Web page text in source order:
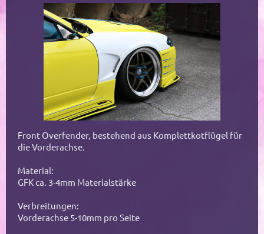
Front Overfender, bestehend aus Komplettkotflügel für
die Vorderachse.
Material:
GFK ca. 3-4mm Materialstärke
Verbreitungen:
Vorderachse 5-10mm pro Seite